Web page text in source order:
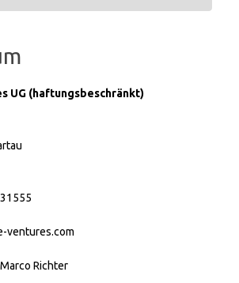
UG (haftungsbeschränkt)
ventures.com
Richter